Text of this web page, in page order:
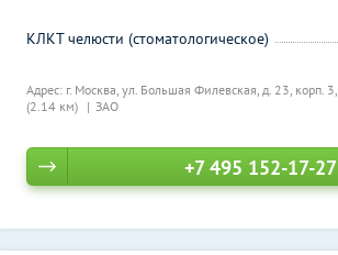
Адрес: г. Москва, ул. Большая Филевская, д. 23, корп. 3,
(2.14 км)
ЗАО
КЛКТ челюсти (стоматологическое)
+7 495 152-17-27